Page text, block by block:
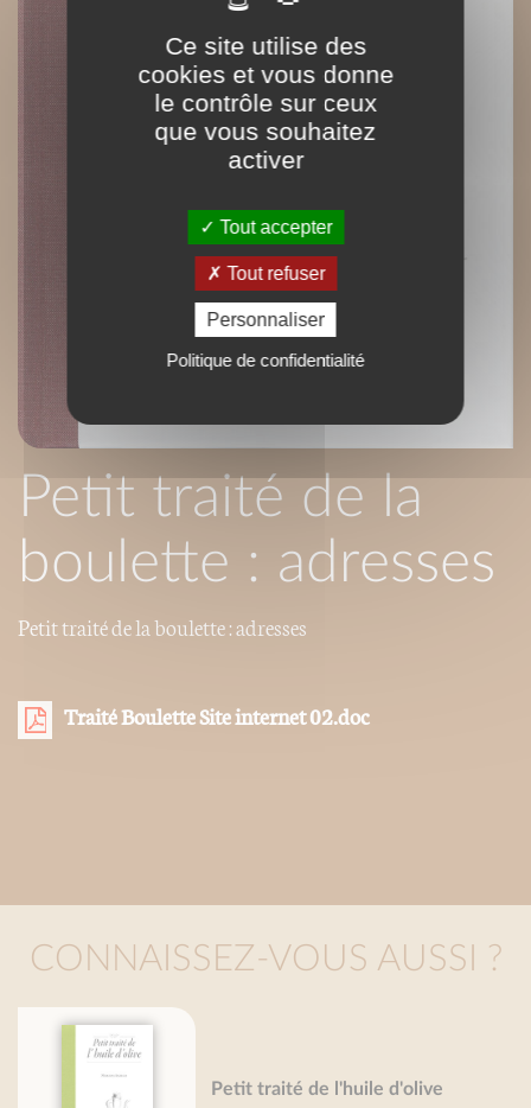
Petit traité de la
boulette : adresses
Petit traité de la boulette : adresses
Traité Boulette Site internet 02.doc
CONNAISSEZ-VOUS AUSSI ?
Petit traité de l'huile d'olive
Ce site utilise des
cookies et vous donne
le contrôle sur ceux
que vous souhaitez
activer
Tout accepter
Tout refuser
Personnaliser
Politique de confidentialité